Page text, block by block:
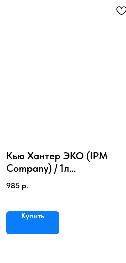
Кью Хантер ЭКО (IPM
Company) / 1л
Концентрированный
нейтрализатор запахов
985 р.
Купить